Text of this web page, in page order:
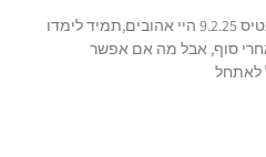
המסר השבועי מפי ישויות אטלנטיס 9.2.25 היי אהובים,תמיד לימדו
סוף, אבל מה אם אפשר
לאתחל